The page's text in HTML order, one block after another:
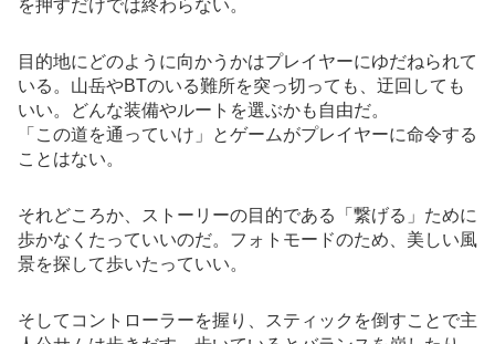
を押すだけでは終わらない。
目的地にどのように向かうかはプレイヤーにゆだねられて
いる。山岳やBTのいる難所を突っ切っても、迂回しても
いい。どんな装備やルートを選ぶかも自由だ。
「この道を通っていけ」とゲームがプレイヤーに命令する
ことはない。
それどころか、ストーリーの目的である「繋げる」ために
歩かなくたっていいのだ。フォトモードのため、美しい風
景を探して歩いたっていい。
そしてコントローラーを握り、スティックを倒すことで主